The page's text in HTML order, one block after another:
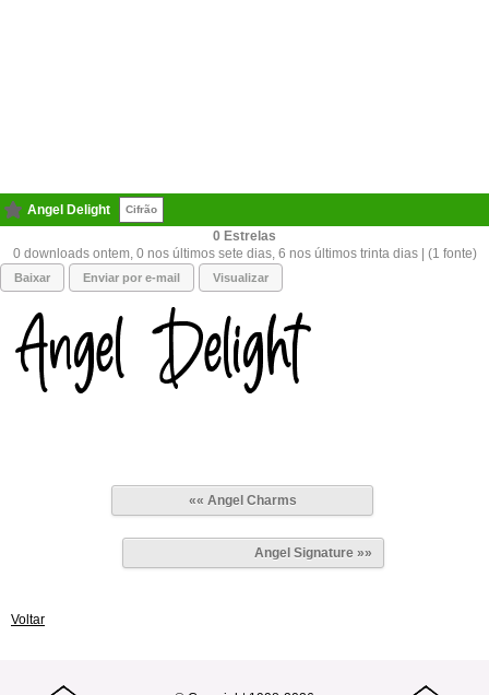
Angel Delight Cifrão
0
0 downloads ontem, 0 nos últimos sete dias, 6 nos últimos trinta dias | (1 fonte)
Baixar Enviar por e-mail Visualizar
«« Angel Charms
Angel Signature »»
Voltar